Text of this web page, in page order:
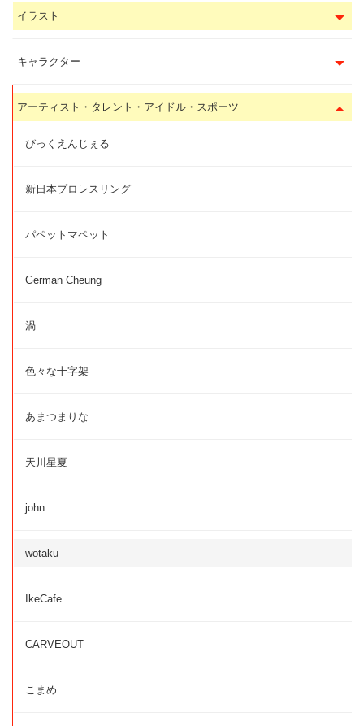
イラスト
キャラクター
アーティスト・タレント・アイドル・スポーツ
びっくえんじぇる
新日本プロレスリング
パペットマペット
German Cheung
渦
色々な十字架
あまつまりな
天川星夏
john
wotaku
IkeCafe
CARVEOUT
こまめ